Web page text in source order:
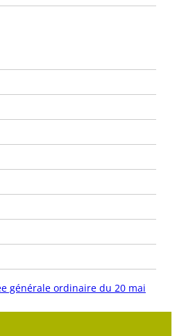
générale ordinaire du 20 mai